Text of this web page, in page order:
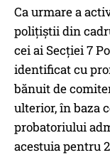
Ca urmare a
polițiștii din
cei ai Secției 7
identificat cu
bănuit de
ulterior, în baza
probatoriului
acestuia pentru